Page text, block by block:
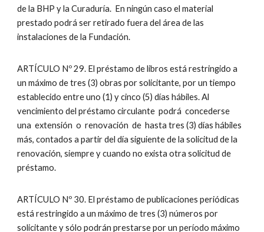
de la BHP y la Curaduría. En ningún caso el material
prestado podrá ser retirado fuera del área de las
instalaciones de la Fundación.
ARTÍCULO Nº 29. El préstamo de libros está restringido a
un máximo de tres (3) obras por solicitante, por un tiempo
establecido entre uno (1) y cinco (5) días hábiles. Al
vencimiento del préstamo circulante podrá concederse
una extensión o renovación de hasta tres (3) días hábiles
más, contados a partir del día siguiente de la solicitud de la
renovación, siempre y cuando no exista otra solicitud de
préstamo.
ARTÍCULO Nº 30. El préstamo de publicaciones periódicas
está restringido a un máximo de tres (3) números por
solicitante y sólo podrán prestarse por un período máximo